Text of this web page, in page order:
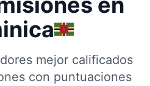
mejor calificados
con puntuaciones